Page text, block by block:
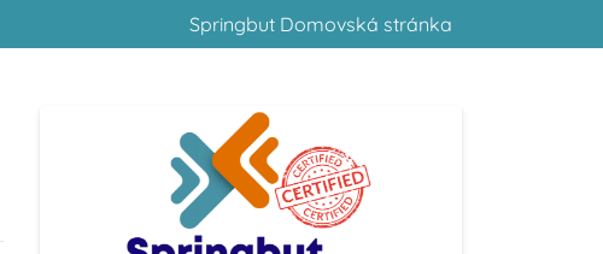
Springbut Domovská stránka